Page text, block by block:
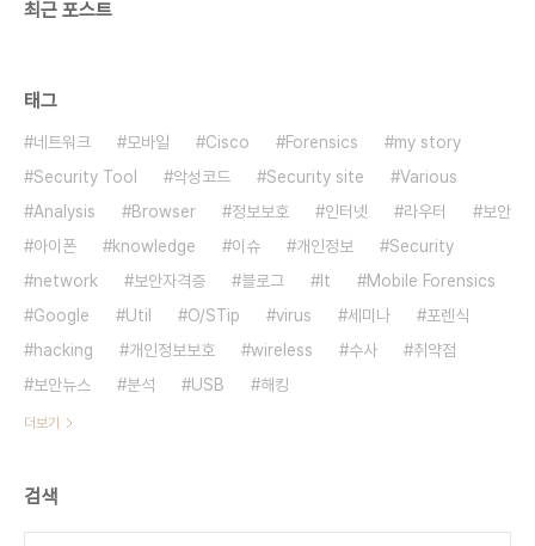
최근 포스트
태그
네트워크 모바일 Cisco Forensics
my story
Security Tool
악성코드 Security site
Various
Analysis
Browser 정보보호 인터넷 라우터
보안
아이폰
knowledge 이슈 개인정보
Security
network
보안자격증 블로그 It
Mobile Forensics
Google
Util O/STip virus 세미나
포렌식
hacking
개인정보보호 wireless 수사
취약점
보안뉴스
분석 USB 해킹
더보기
검색